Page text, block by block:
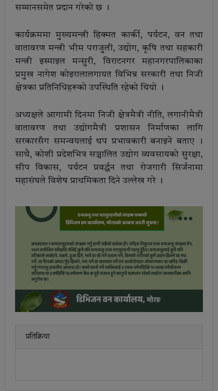
सम्मानसमेत प्रदान गरेको छ ।
कार्यक्रममा मुख्यमन्त्री हिक्मत कार्की, पर्यटन, वन तथा
वातावरण मन्त्री भीम पराजुली, उद्योग, कृषि तथा सहकारी
मन्त्री इस्माइल मन्सुरी, विराटनगर महानगरपालिकाका
प्रमुख नागेश कोइरालालगायत विभिन्न सरकारी तथा निजी
क्षेत्रका प्रतिनिधिहरूको उपस्थिति रहेको थियो ।
अध्यक्षले आगामी दिनमा निजी क्षेत्रमैत्री नीति, लगानीमैत्री
वातावरण तथा उद्योगमैत्री प्रशासन निर्माणका लागि
सरकारसँग समन्वयलाई थप प्रभावकारी बनाइने बताए ।
साथै, कोशी प्रदेशभित्र सञ्चालित उद्योग व्यवसायको सुरक्षा,
सीप विकास, पर्यटन प्रवर्द्धन तथा रोजगारी सिर्जनामा
महासंघले विशेष प्राथमिकता दिने उल्लेख गरे ।
प्रतिक्रिया